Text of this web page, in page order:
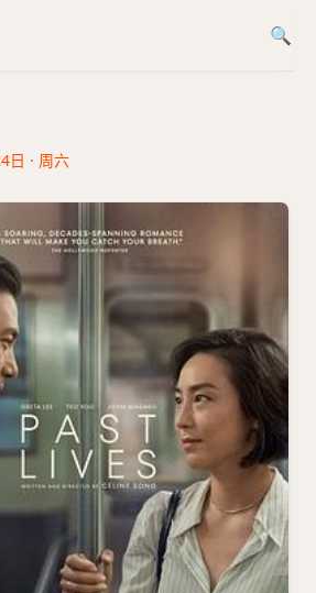
日 · 周六